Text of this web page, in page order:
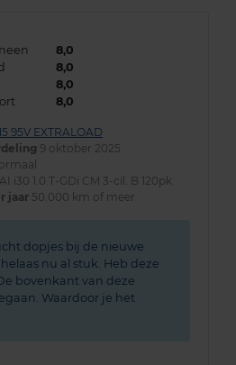
8,0
8,0
8,0
8,0
95V EXTRALOAD
9 oktober 2025
i30 1.0 T-GDi CM 3-cil. B 120pk
jaar 50.000 km of meer
dopjes bij de nieuwe
nu al stuk. Heb deze
bovenkant van deze
Waardoor je het